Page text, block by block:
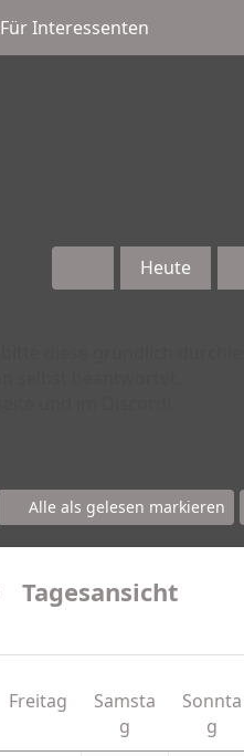
Für Interessenten
Heute
Alle als gelesen markieren
Tagesansicht
Freitag
Samsta
g
Sonnta
g